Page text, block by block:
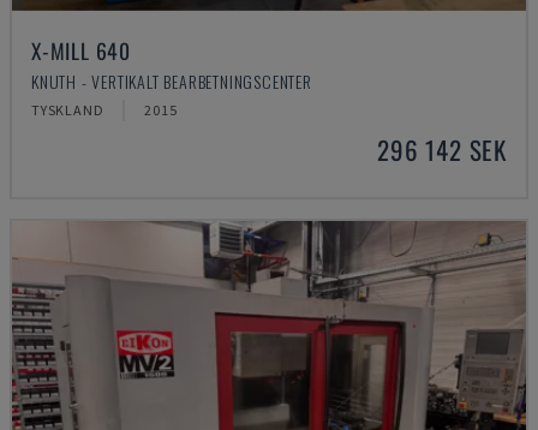
X-MILL 640
KNUTH - VERTIKALT BEARBETNINGSCENTER
TYSKLAND 2015
296 142 SEK